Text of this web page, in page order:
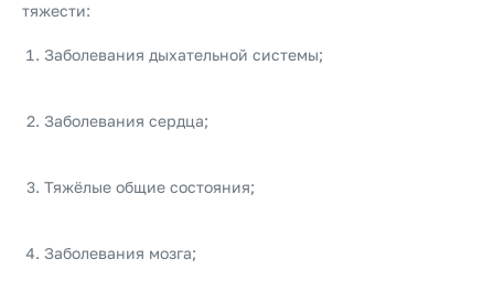
тяжести:
Заболевания дыхательной системы;
Заболевания сердца;
Тяжёлые общие состояния;
Заболевания мозга;